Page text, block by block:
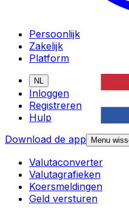
Persoonlijk
Zakelijk
Platform
NL
Inloggen
Registreren
Hulp
Download de app
Menu
Valutaconverter
Valutagrafieken
Koersmeldingen
Geld versturen